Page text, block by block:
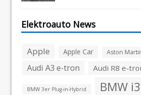
Elektroauto News
Apple Apple Car Aston
Audi A3 e-tron Audi R8 e-
BMW 3er Plug-in-Hybrid BMW i3